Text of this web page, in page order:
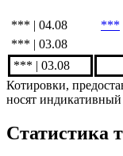
*** | 04.08 ***
*** | 03.08
*** | 03.08
Котировки,
носят индикативный
Статистика